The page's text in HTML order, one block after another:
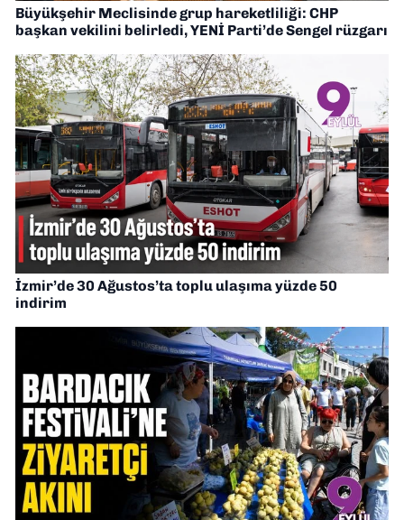
Büyükşehir Meclisinde grup hareketliliği: CHP
başkan vekilini belirledi, YENİ Parti’de Sengel rüzgarı
İzmir’de 30 Ağustos’ta toplu ulaşıma yüzde 50
indirim